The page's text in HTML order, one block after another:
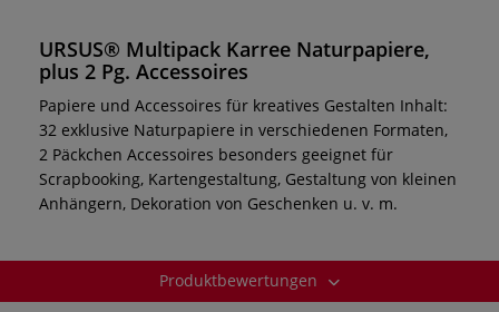
URSUS® Multipack Karree Naturpapiere,
plus 2 Pg. Accessoires
Papiere und Accessoires für kreatives Gestalten Inhalt:
32 exklusive Naturpapiere in verschiedenen Formaten,
2 Päckchen Accessoires besonders geeignet für
Scrapbooking, Kartengestaltung, Gestaltung von kleinen
Anhängern, Dekoration von Geschenken u. v. m.
Produktbewertungen